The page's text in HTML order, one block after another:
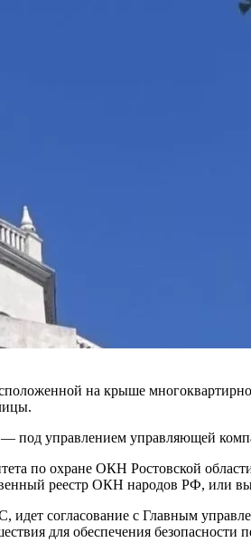
на крыше
— под управлением управляющей
по охране ОКН Ростовской
реестр ОКН народов РФ, или
идет согласование с Главным
для обеспечения безопасности